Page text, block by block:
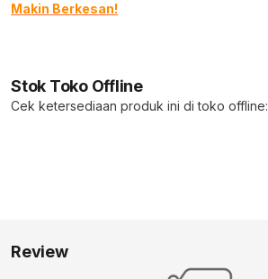
Makin Berkesan!
Stok Toko Offline
Cek ketersediaan produk ini di toko offline:
Review